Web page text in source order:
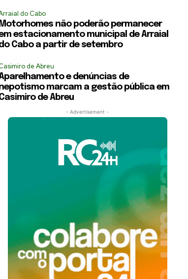
do Cabo
Motorhomes não poderão permanecer
estacionamento municipal de Arraial
Cabo a partir de setembro
de Abreu
e denúncias de
marcam a gestão pública em
de Abreu
- Advertisement -